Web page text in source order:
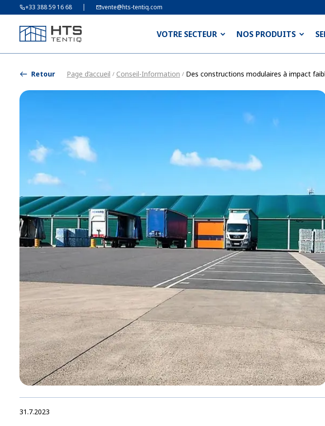
+33 388 59 16 68 vente@hts-tentiq.com
VOTRE SECTEUR NOS PRODUITS
Retour Page d’accueil / Conseil-Information / Des constructions modulaires à impact
31.7.2023